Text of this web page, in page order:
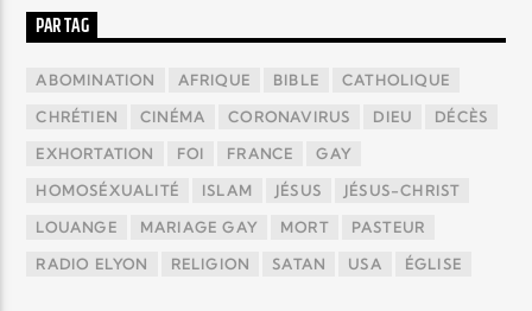
PAR TAG
ABOMINATION AFRIQUE BIBLE CATHOLIQUE
CHRÉTIEN CINÉMA CORONAVIRUS DIEU DÉCÈS
EXHORTATION FOI FRANCE GAY
HOMOSÉXUALITÉ ISLAM JÉSUS JÉSUS-CHRIST
LOUANGE MARIAGE GAY MORT PASTEUR
RADIO ELYON RELIGION SATAN USA ÉGLISE